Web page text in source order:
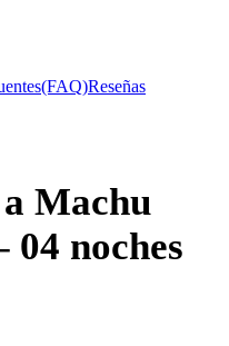
Reseñas
Machu
04 noches